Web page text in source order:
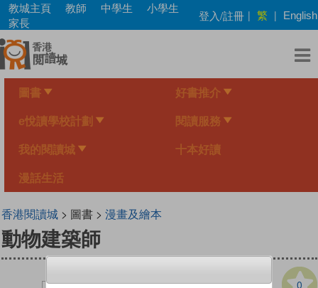
Skip
main
content
教城主頁 教師 中學生
小學生
家長
登入/註冊 | 繁 | English
圖書 好書推介
e悅讀學校計劃 閱讀服務
我的閱讀城 十本好讀
漫話生活
香港閱讀城> 圖書 > 漫畫及繪本
動物建築師
0